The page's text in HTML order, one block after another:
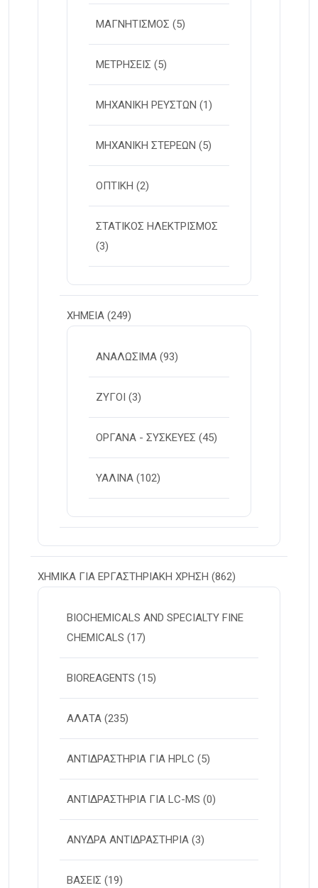
ΜΑΓΝΗΤΙΣΜΟΣ (5)
ΜΕΤΡΗΣΕΙΣ (5)
ΜΗΧΑΝΙΚΗ ΡΕΥΣΤΩΝ (1)
ΜΗΧΑΝΙΚΗ ΣΤΕΡΕΩΝ (5)
ΟΠΤΙΚΗ (2)
ΣΤΑΤΙΚΟΣ ΗΛΕΚΤΡΙΣΜΟΣ
(3)
ΧΗΜΕΙΑ (249)
ΑΝΑΛΩΣΙΜΑ (93)
ΖΥΓΟΙ (3)
ΟΡΓΑΝΑ - ΣΥΣΚΕΥΕΣ (45)
ΥΑΛΙΝΑ (102)
ΧΗΜΙΚΑ ΓΙΑ ΕΡΓΑΣΤΗΡΙΑΚΗ ΧΡΗΣΗ (862)
BIOCHEMICALS AND SPECIALTY FINE
CHEMICALS (17)
BIOREAGENTS (15)
ΑΛΑΤΑ (235)
ΑΝΤΙΔΡΑΣΤΗΡΙΑ ΓΙΑ HPLC (5)
ΑΝΤΙΔΡΑΣΤΗΡΙΑ ΓΙΑ LC-MS (0)
ΑΝΥΔΡΑ ΑΝΤΙΔΡΑΣΤΗΡΙΑ (3)
ΒΑΣΕΙΣ (19)